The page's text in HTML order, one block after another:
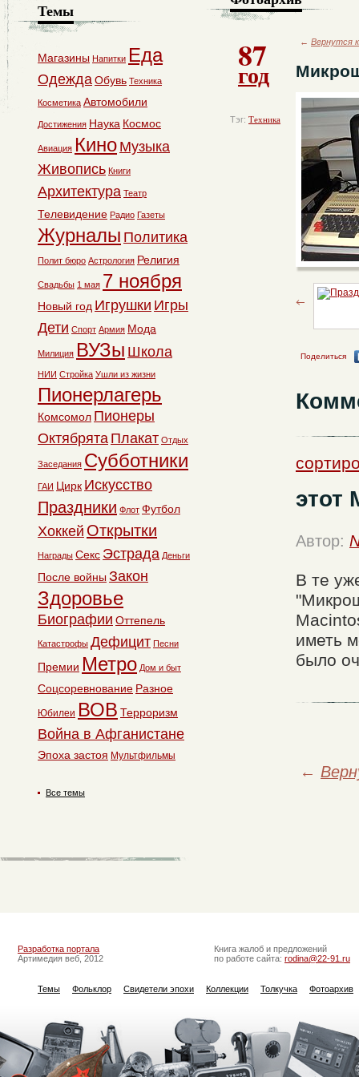
87
год
Тэг: Техника
← Вернутся
Поделиться
этот
Автор:
В те
иметь
было
←
Темы
Магазины Напитки Еда
ОдеждаОбувь Техника
Косметика Автомобили
Достижения Наука Космос
Авиация Кино Музыка
Живопись Книги
Архитектура Театр
Телевидение Радио Газеты
Журналы Политика
Полит бюро Астрология Религия
Свадьбы 1 мая 7 ноября
Новый год Игрушки Игры
Дети Спорт Армия Мода
Милиция ВУЗы Школа
НИИ Стройка Ушли из жизни
Пионерлагерь
Комсомол Пионеры
Октябрята Плакат Отдых
Заседания Субботники
ГАИ Цирк Искусство
Праздники Флот Футбол
Хоккей Открытки
Награды Секс Эстрада Деньги
После войны Закон
Здоровье
Биографии Оттепель
Катастрофы Дефицит Песни
Премии Метро Дом и быт
Соцсоревнование Разное
Юбилеи ВОВ Терроризм
Война в Афганистане
Эпоха застоя Мультфильмы
Все темы
Разработка портала
Артимедия веб, 2012
Книга жалоб и предложений
по работе сайта: rodina@22-91.ru
Темы Фольклор Свидетели эпохи Коллекции Толкучка Фотоархив